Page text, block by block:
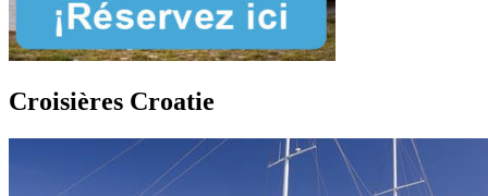
Croisières Croatie